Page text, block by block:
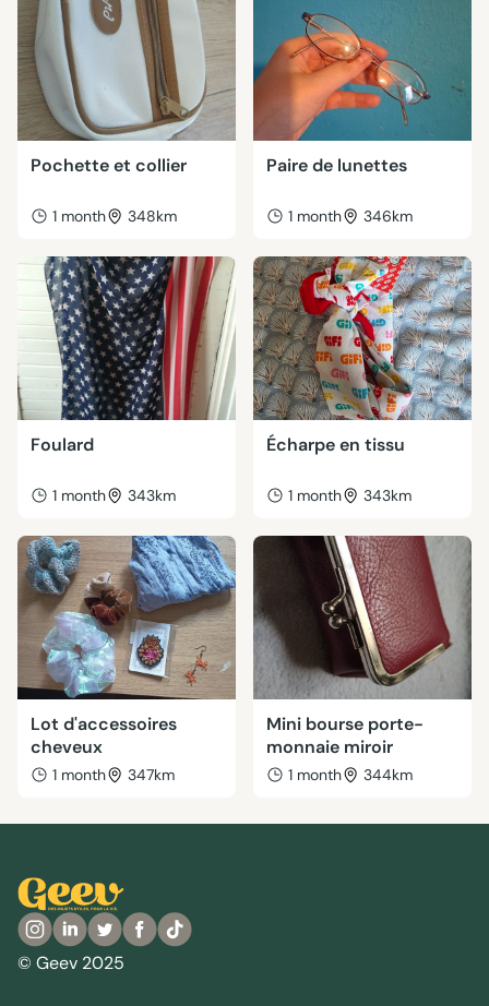
Pochette et collier
1 month 348km
Paire de lunettes
1 month 346km
Foulard
1 month 343km
Écharpe en tissu
1 month 343km
Lot d'accessoires
cheveux
1 month 347km
Mini bourse porte-
monnaie miroir
1 month 344km
© Geev 2025